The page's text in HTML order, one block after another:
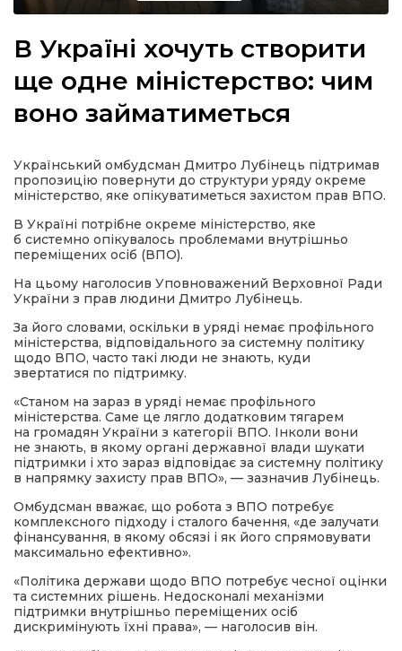
політика
місія
В Україні хочуть створити
ще одне міністерство: чим
воно займатиметься
Український омбудсман Дмитро Лубінець підтримав
пропозицію повернути до структури уряду окреме
міністерство, яке опікуватиметься захистом прав ВПО.
В Україні потрібне окреме міністерство, яке
б системно опікувалось проблемами внутрішньо
переміщених осіб (ВПО).
На цьому наголосив Уповноважений Верховної Ради
України з прав людини Дмитро Лубінець.
За його словами, оскільки в уряді немає профільного
міністерства, відповідального за системну політику
щодо ВПО, часто такі люди не знають, куди
звертатися по підтримку.
«Станом на зараз в уряді немає профільного
міністерства. Саме це лягло додатковим тягарем
на громадян України з категорії ВПО. Інколи вони
не знають, в якому органі державної влади шукати
підтримки і хто зараз відповідає за системну політику
в напрямку захисту прав ВПО», — зазначив Лубінець.
Омбудсман вважає, що робота з ВПО потребує
комплексного підходу і сталого бачення, «де залучати
фінансування, в якому обсязі і як його спрямовувати
максимально ефективно».
«Політика держави щодо ВПО потребує чесної оцінки
та системних рішень. Недосконалі механізми
підтримки внутрішньо переміщених осіб
дискримінують їхні права», — наголосив він.